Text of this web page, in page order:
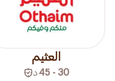
العثيم
30 - 45 د